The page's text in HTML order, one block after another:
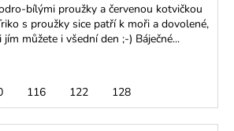
bílými proužky a červenou kotvičkou
s proužky sice patří k moři a dovolené,
můžete i všední den ;-) Báječné...
116 122 128